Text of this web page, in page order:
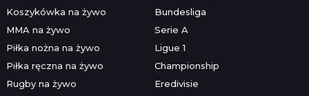
Koszykówka na żywo
MMA na żywo
Piłka nożna na żywo
Piłka ręczna na żywo
Rugby na żywo
Bundesliga
Serie A
Ligue 1
Championship
Eredivisie